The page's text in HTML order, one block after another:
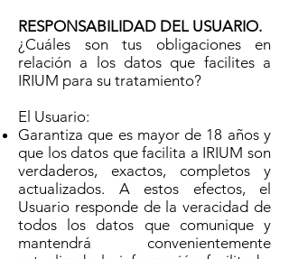
RESPONSABILIDAD DEL USUARIO.
¿Cuáles son tus obligaciones en
relación a los datos que facilites a
IRIUM para su tratamiento?
El Usuario:
Garantiza que es mayor de 18 años y
que los datos que facilita a IRIUM son
verdaderos, exactos, completos y
actualizados. A estos efectos, el
Usuario responde de la veracidad de
todos los datos que comunique y
mantendrá convenientemente